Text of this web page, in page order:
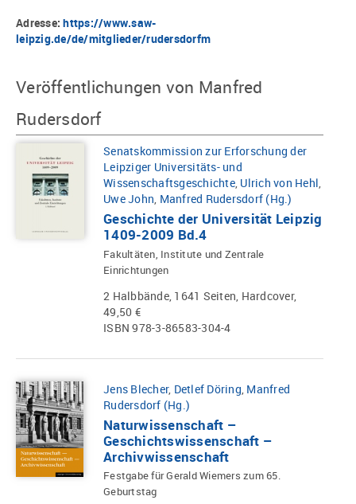
Adresse:https://www.saw-
leipzig.de/de/mitglieder/rudersdorfm
Veröffentlichungen von Manfred
Rudersdorf
Senatskommission zur Erforschung der
Leipziger Universitäts- und
Wissenschaftsgeschichte, Ulrich von Hehl,
Uwe John, Manfred Rudersdorf (Hg.)
Geschichte der Universität Leipzig
1409-2009 Bd.4
Fakultäten, Institute und Zentrale
Einrichtungen
2 Halbbände, 1641 Seiten, Hardcover,
49,50 €
ISBN 978-3-86583-304-4
Jens Blecher, Detlef Döring, Manfred
Rudersdorf (Hg.)
Naturwissenschaft –
Geschichtswissenschaft –
Archivwissenschaft
Festgabe für Gerald Wiemers zum 65.
Geburtstag